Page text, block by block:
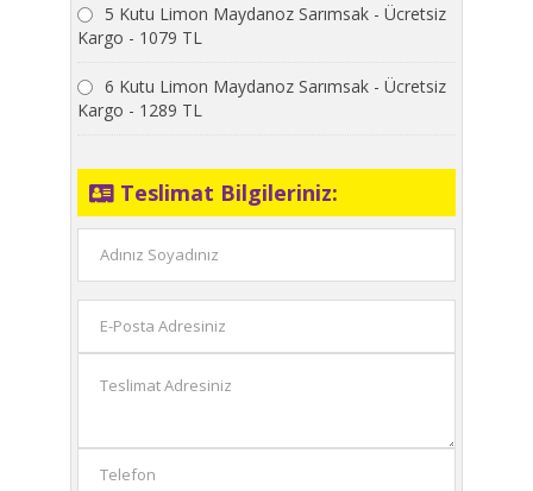
5 Kutu Limon Maydanoz Sarımsak - Ücretsiz
Kargo - 1079 TL
6 Kutu Limon Maydanoz Sarımsak - Ücretsiz
Kargo - 1289 TL
Teslimat Bilgileriniz: